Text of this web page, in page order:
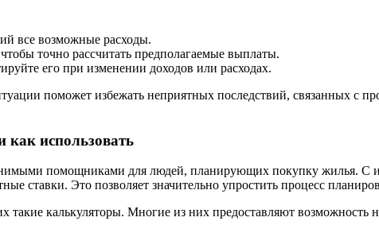
все возможные расходы.
точно рассчитать предполагаемые выплаты.
его при изменении доходов или расходах.
поможет избежать неприятных последствий, связанных с
как использовать
помощниками для людей, планирующих покупку жилья. С
ставки. Это позволяет значительно упростить процесс
калькуляторы. Многие из них предоставляют возможность